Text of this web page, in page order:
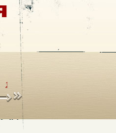
1966